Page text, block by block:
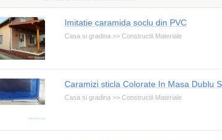
Imitatie caramida soclu din PVC
Casa si gradina >> Constructii Materiale
Caramizi sticla Colorate In Masa Dublu
Casa si gradina >> Constructii Materiale